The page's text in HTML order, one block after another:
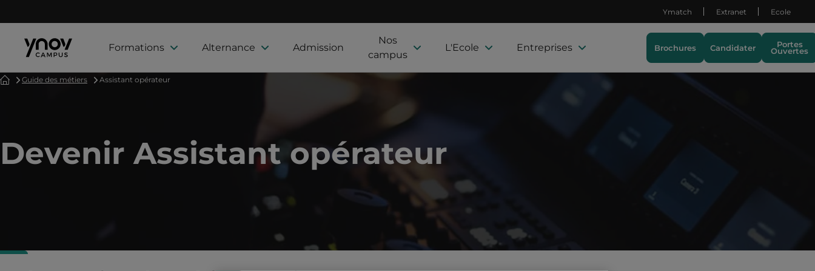
Formations Alternance Admission
Nos
campus
L'Ecole Entreprises
Ymatch Extranet Ecole
Brochures Candidater Portes
Ouvertes
AccueilGuide des métiers Assistant opérateur
Devenir Assistant opérateur